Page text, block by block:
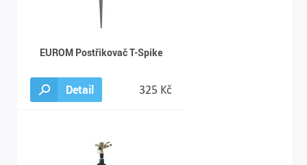
EUROM Postřikovač T-Spike
Detail 325 Kč